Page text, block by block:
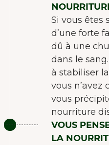
Si vous êtes
d’une forte
dû à une
dans le
à stabiliser
vous n’avez
vous
nourriture
VOUS
LA